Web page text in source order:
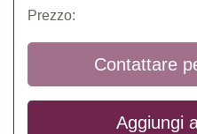
Prezzo:
Contattare
Aggiungi